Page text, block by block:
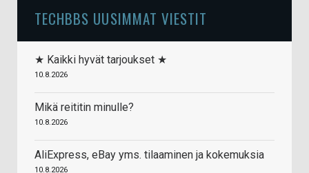
TECHBBS UUSIMMAT VIESTIT
★ Kaikki hyvät tarjoukset ★
10.8.2026
Mikä reititin minulle?
10.8.2026
AliExpress, eBay yms. tilaaminen ja kokemuksia
10.8.2026